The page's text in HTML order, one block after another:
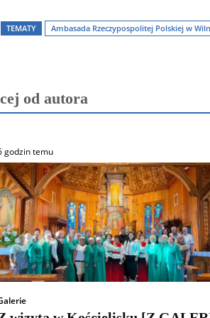
TEMATY Ambasada Rzeczypospolitej Polskiej w
od autora
godzin temu